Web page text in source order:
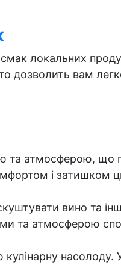
локальних
вам
атмосферою, що
і затишком
вино та
та атмосферою
насолоду.